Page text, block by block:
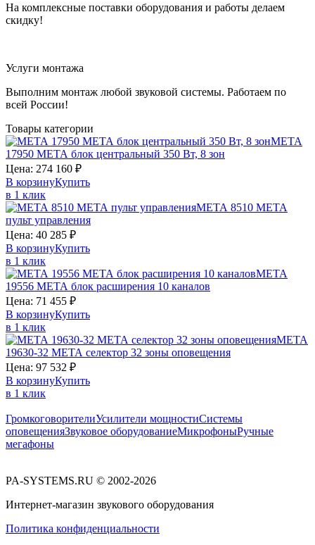
На комплексные поставки оборудования и работы делаем
скидку!
Услуги монтажа
Выполним монтаж любой звуковой системы. Работаем по
всей России!
Товары категории
МЕТА
17950 МЕТА блок центральный 350 Вт, 8 зон
Цена: 274 160 ₽
В корзинуКупить
в 1 клик
МЕТА 8510 МЕТА
пульт управления
Цена: 40 285 ₽
В корзинуКупить
в 1 клик
МЕТА
19556 МЕТА блок расширения 10 каналов
Цена: 71 455 ₽
В корзинуКупить
в 1 клик
МЕТА
19630-32 МЕТА селектор 32 зоны оповещения
Цена: 97 532 ₽
В корзинуКупить
в 1 клик
ГромкоговорителиУсилители мощностиСистемы
оповещенияЗвуковое оборудованиеМикрофоныРучные
мегафоны
PA-SYSTEMS.RU © 2002-2026
Интернет-магазин звукового оборудования
Политика конфиденциальности